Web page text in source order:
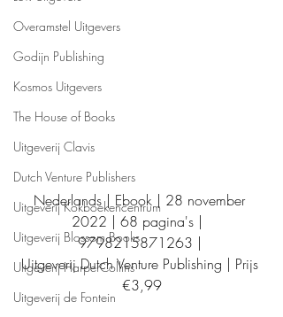
Overamstel Uitgevers
Godijn Publishing
Kosmos Uitgevers
The House of Books
Uitgeverij Clavis
Dutch Venture Publishers
Uitgeverij Kokboekencentrum
Uitgeverij Blossom Books
Uitgeverij HarperCollins
Uitgeverij de Fontein
Nederlands | Ebook | 28 november
2022 | 68 pagina's |
9798215871263 |
Uitgeverij Dutch Venture Publishing | Prijs
€3,99